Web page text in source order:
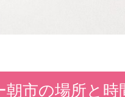
朝市の場所と時